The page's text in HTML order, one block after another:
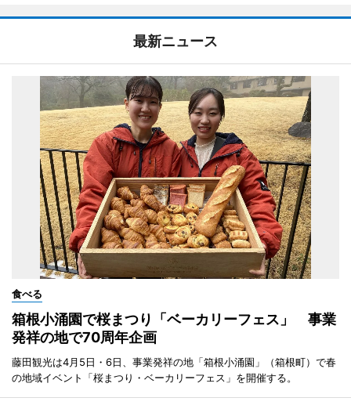
最新ニュース
食べる
箱根小涌園で桜まつり「ベーカリーフェス」 事業
発祥の地で70周年企画
藤田観光は4月5日・6日、事業発祥の地「箱根小涌園」（箱根町）で春
の地域イベント「桜まつり・ベーカリーフェス」を開催する。